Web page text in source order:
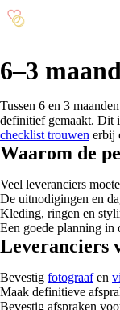
6–3
Tussen 6 en 3
definitief gemaakt. Dit
checklist trouwen erbij
Waarom de
Veel leveranciers
De uitnodigingen en
Kleding, ringen en
Een goede planning in
Leveranciers
Bevestig fotograafen
Maak definitieve
Bevestig afspraken